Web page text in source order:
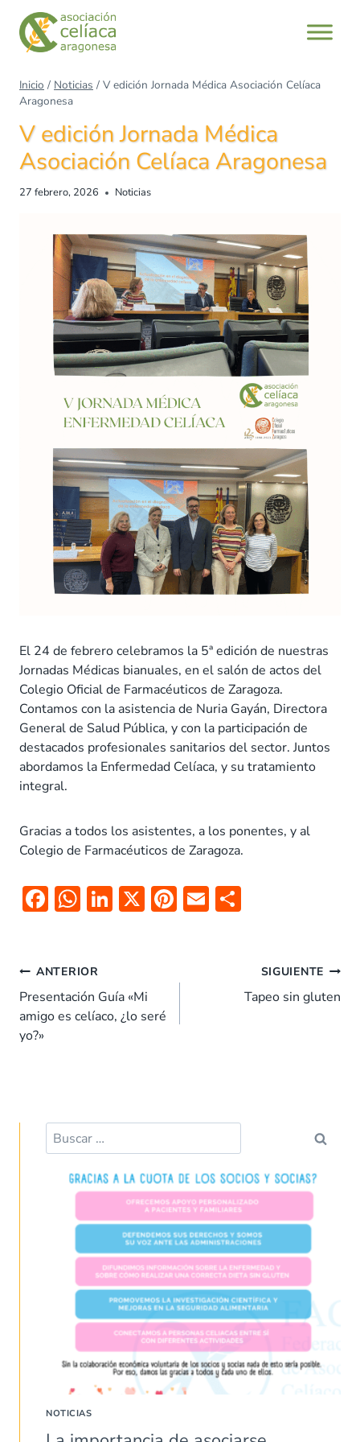
Saltar
contenido
Inicio / Noticias / V edición Jornada Médica Asociación Celíaca
Aragonesa
V edición Jornada Médica
Asociación Celíaca Aragonesa
27 febrero, 2026 Noticias
El 24 de febrero celebramos la 5ª edición de nuestras
Jornadas Médicas bianuales, en el salón de actos del
Colegio Oficial de Farmacéuticos de Zaragoza.
Contamos con la asistencia de Nuria Gayán, Directora
General de Salud Pública, y con la participación de
destacados profesionales sanitarios del sector. Juntos
abordamos la Enfermedad Celíaca, y su tratamiento
integral.
Gracias a todos los asistentes, a los ponentes, y al
Colegio de Farmacéuticos de Zaragoza.
F
b
o
o
W
s
A
p
Li
dI
n
X Pi
es
E
ar
Navegación
de
entradas
ANTERIOR
Presentación Guía «Mi
amigo es celíaco, ¿lo seré
yo?»
SIGUIENTE
Tapeo sin gluten
Buscar:
NOTICIAS